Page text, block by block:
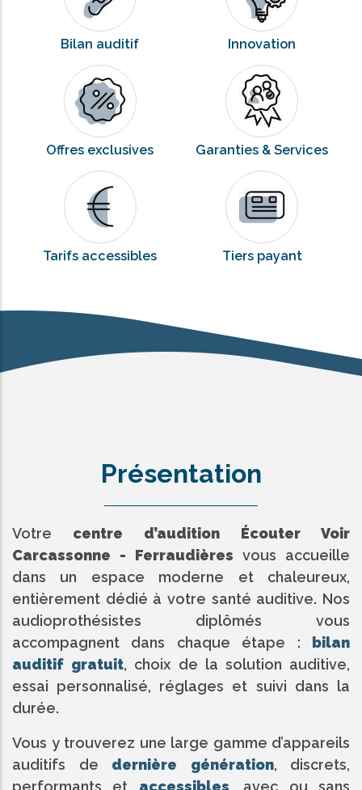
Bilan auditif Innovation
Offres exclusives Garanties & Services
Tarifs accessibles Tiers payant
Présentation
Votre centre d’audition Écouter Voir
Carcassonne - Ferraudières vous accueille
dans un espace moderne et chaleureux,
entièrement dédié à votre santé auditive. Nos
audioprothésistes diplômés vous
accompagnent dans chaque étape :
bilan
auditif gratuit, choix de la solution auditive,
essai personnalisé, réglages et suivi dans la
durée.
Vous y trouverez une large gamme d’appareils
auditifs de dernière génération, discrets,
performants et accessibles , avec ou sans